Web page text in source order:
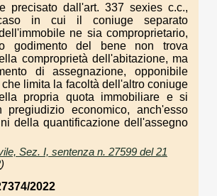
precisato dall'art. 337 sexies c.c.,
in cui il coniuge separato
ne sia comproprietario,
godimento del bene non trova
comproprietà dell'abitazione, ma
di assegnazione, opponibile
limita la facoltà dell'altro coniuge
propria quota immobiliare e si
economico, anch'esso
della quantificazione dell'assegno
Sez. I, sentenza n. 27599 del 21
)
2022